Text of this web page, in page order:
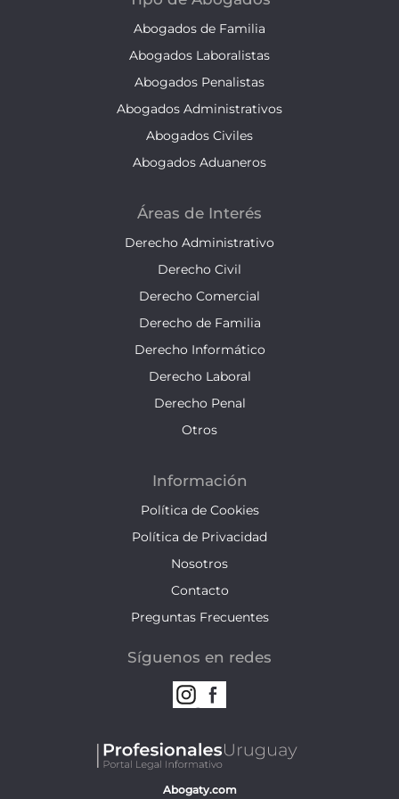
Abogaty.com
Abogados de Familia
Abogados Laboralistas
Abogados Penalistas
Abogados Administrativos
Abogados Civiles
Abogados Aduaneros
Áreas de Interés
Derecho Administrativo
Derecho Civil
Derecho Comercial
Derecho de Familia
Derecho Informático
Derecho Laboral
Derecho Penal
Otros
Información
Política de Cookies
Política de Privacidad
Nosotros
Contacto
Preguntas Frecuentes
Síguenos en redes